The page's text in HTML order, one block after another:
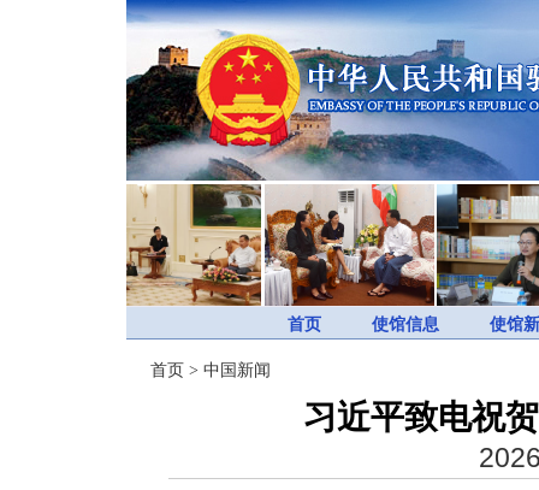
首页 使馆信息 使馆
首页 > 中国新闻
习近平致电祝